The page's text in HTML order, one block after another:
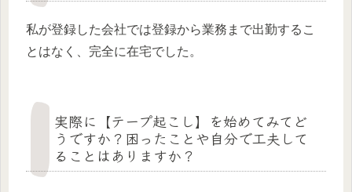
私が登録した会社では登録から業務まで出勤するこ
とはなく、完全に在宅でした。
実際に【テープ起こし】を始めてみてど
うですか？困ったことや自分で工夫して
ることはありますか？